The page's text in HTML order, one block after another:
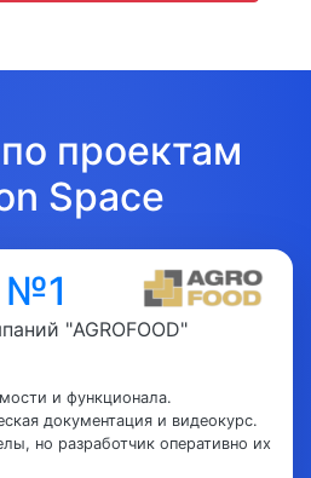
проектам
Space
№1
"AGROFOOD"
и функционала.
документация и видеокурс.
но разработчик оперативно их